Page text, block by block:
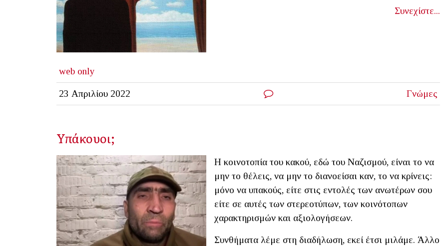
Συνεχίστε...
web only
23 Απριλίου 2022 Γνώμες
Υπάκουοι;
Η κοινοτοπία του κακού, εδώ του Ναζισμού, είναι το να
μην το θέλεις, να μην το διανοείσαι καν, το να κρίνεις:
μόνο να υπακούς, είτε στις εντολές των ανωτέρων σου
είτε σε αυτές των στερεοτύπων, των κοινότοπων
χαρακτηρισμών και αξιολογήσεων.
Συνθήματα λέμε στη διαδήλωση, εκεί έτσι μιλάμε. Άλλο